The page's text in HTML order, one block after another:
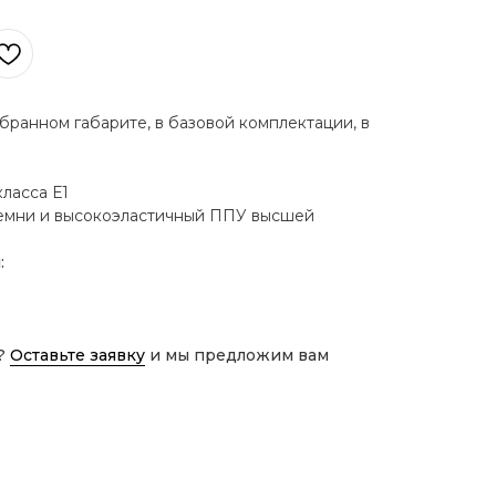
габарите, в базовой комплектации, в
Е1
и высокоэластичный ППУ высшей
Оставьте заявку и мы предложим вам